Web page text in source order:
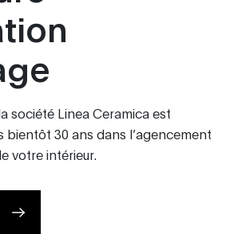
société Linea Ceramica est
bientôt 30 ans dans l’agencement
votre intérieur.